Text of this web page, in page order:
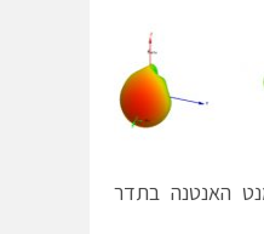
האנטנה בתדר